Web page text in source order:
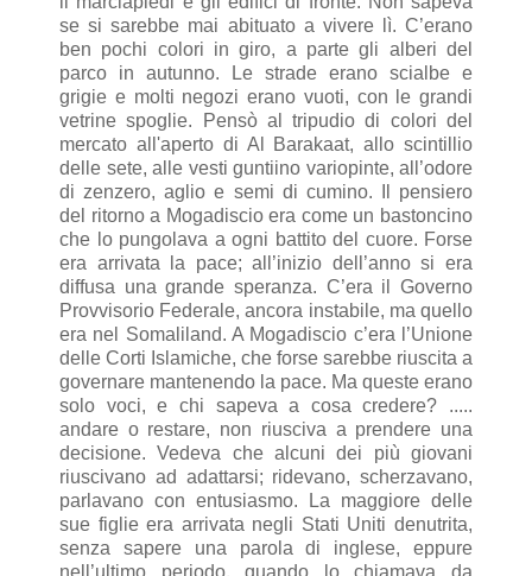
se si sarebbe mai abituato a vivere lì. C’erano
ben pochi colori in giro, a parte gli alberi del
parco in autunno. Le strade erano scialbe e
grigie e molti negozi erano vuoti, con le grandi
vetrine spoglie. Pensò al tripudio di colori del
mercato all'aperto di Al Barakaat, allo scintillio
delle sete, alle vesti guntiino variopinte, all’odore
di zenzero, aglio e semi di cumino. Il pensiero
del ritorno a Mogadiscio era come un bastoncino
che lo pungolava a ogni battito del cuore. Forse
era arrivata la pace; all’inizio dell’anno si era
diffusa una grande speranza. C’era il Governo
Provvisorio Federale, ancora instabile, ma quello
era nel Somaliland. A Mogadiscio c’era l’Unione
delle Corti Islamiche, che forse sarebbe riuscita a
governare mantenendo la pace. Ma queste erano
solo voci, e chi sapeva a cosa credere? .....
andare o restare, non riusciva a prendere una
decisione. Vedeva che alcuni dei più giovani
riuscivano ad adattarsi; ridevano, scherzavano,
parlavano con entusiasmo. La maggiore delle
sue figlie era arrivata negli Stati Uniti denutrita,
senza sapere una parola di inglese, eppure